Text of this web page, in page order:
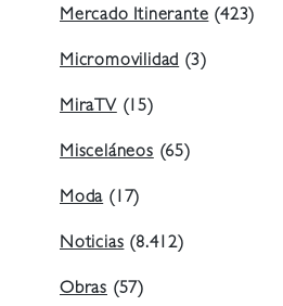
Mercado Itinerante (423)
Micromovilidad (3)
MiraTV (15)
Misceláneos (65)
Moda (17)
Noticias (8.412)
Obras (57)